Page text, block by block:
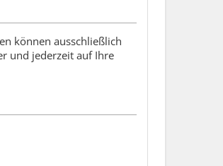
können ausschließlich
und jederzeit auf Ihre